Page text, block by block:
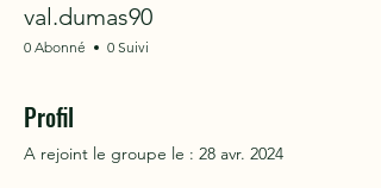
val.dumas90
0 Abonné 0 Suivi
Profil
A rejoint le groupe le : 28 avr. 2024